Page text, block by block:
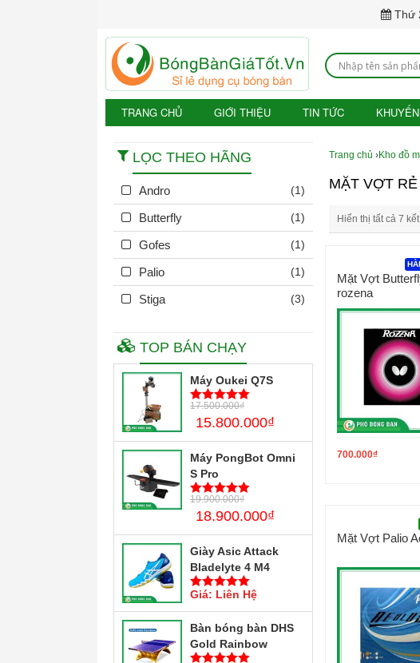
Thứ
TRANG CHỦ GIỚI THIỆU TIN TỨC
LỌC THEO HÃNG
Andro (1)
Butterfly (1)
Gofes (1)
Palio (1)
Stiga (3)
TOP BÁN CHẠY
Máy Oukei Q7S
5trên 5
17.500.000₫
15.800.000₫
Máy PongBot Omni
S Pro
5trên 5
19.900.000₫
18.900.000₫
Giày Asic Attack
Bladelyte 4 M4
5trên 5
Giá: Liên Hệ
Bàn bóng bàn DHS
Gold Rainbow
Trang chủ ›Kho đồ
MẶT VỢT
Hiển thị tất cả 7
Mặt Vợt
rozena
700.000₫
Mặt Vợt Palio